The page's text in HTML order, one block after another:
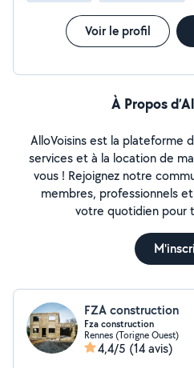
Voir le profil
À Propos
AlloVoisins est la plateforme
services et à la location de
vous ! Rejoignez notre
membres, professionnels
votre quotidien pour
FZA construction
Fza construction
Rennes (Torigne Ouest)
4,4/5 (14 avis)